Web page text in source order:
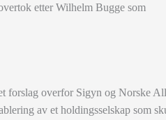
etter Wilhelm Bugge som
forslag overfor Sigyn og Norske
av et holdingsselskap som